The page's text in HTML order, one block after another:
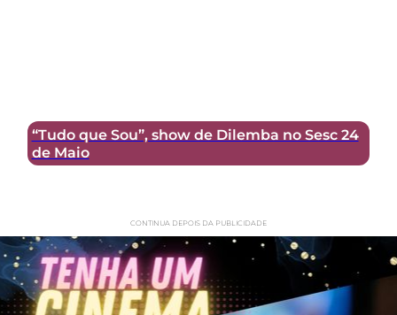
“Tudo que Sou”, show de Dilemba no Sesc 24
de Maio
CONTINUA DEPOIS DA PUBLICIDADE